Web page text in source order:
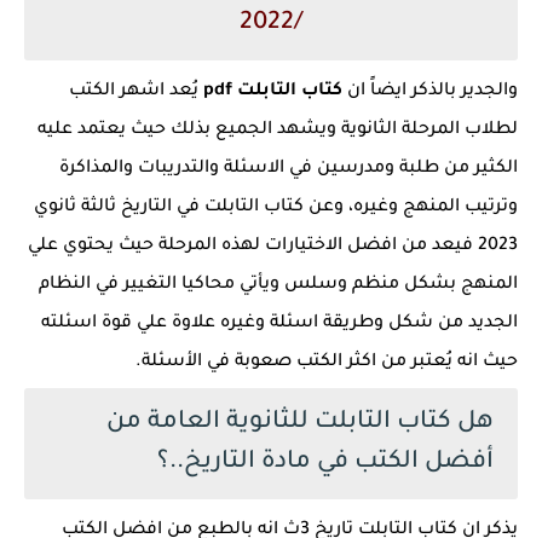
/2022
والجدير بالذكر ايضاً ان كتاب التابلت pdf
يُعد اشهر الكتب
لطلاب المرحلة الثانوية ويشهد الجميع بذلك حيث يعتمد عليه
الكثير من طلبة ومدرسين في الاسئلة والتدريبات والمذاكرة
وترتيب المنهج وغيره، وعن كتاب التابلت في التاريخ ثالثة ثانوي
2023 فيعد من افضل الاختيارات لهذه المرحلة حيث يحتوي علي
المنهج بشكل منظم وسلس ويأتي محاكيا التغيير في النظام
الجديد من شكل وطريقة اسئلة وغيره علاوة علي قوة اسئلته
حيث انه يُعتبر من اكثر الكتب صعوبة في الأسئلة.
هل كتاب التابلت للثانوية العامة من
أفضل الكتب في مادة التاريخ..؟
يذكر ان كتاب التابلت تاريخ 3ث انه بالطبع من افضل الكتب